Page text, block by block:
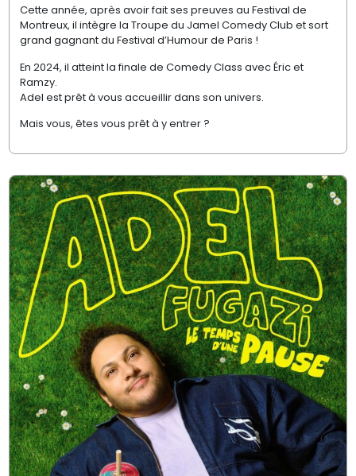
Cette année, après avoir fait ses preuves au Festival de
Montreux, il intègre la Troupe du Jamel Comedy Club et sort
grand gagnant du Festival d’Humour de Paris !
En 2024, il atteint la finale de Comedy Class avec Éric et
Ramzy.
Adel est prêt à vous accueillir dans son univers.
Mais vous, êtes vous prêt à y entrer ?